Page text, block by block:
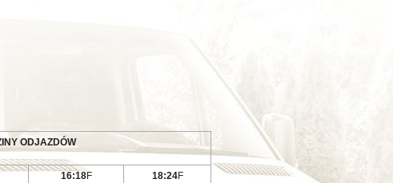
ODJAZDÓW
16:18F 18:24F